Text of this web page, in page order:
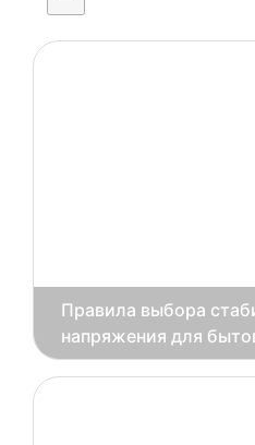
Правила выбора
напряжения для